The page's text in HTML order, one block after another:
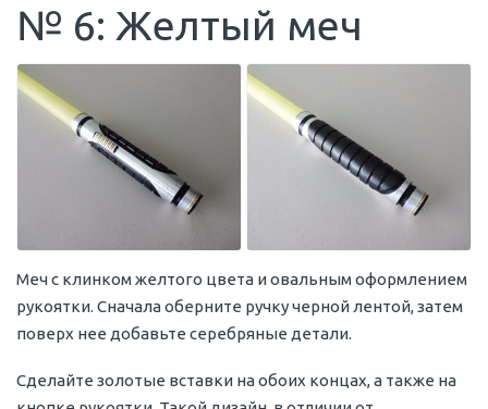
№ 6: Желтый меч
Меч с клинком желтого цвета и овальным оформлением
рукоятки. Сначала оберните ручку черной лентой, затем
поверх нее добавьте серебряные детали.
Сделайте золотые вставки на обоих концах, а также на